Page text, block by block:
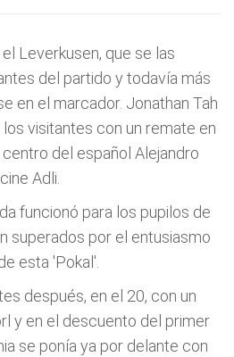
Leverkusen, que se las
del partido y todavía más
en el marcador. Jonathan Tah
visitantes con un remate en
del español Alejandro
Adli.
funcionó para los pupilos de
superados por el entusiasmo
esta 'Pokal'.
después, en el 20, con un
y en el descuento del primer
se ponía ya por delante con